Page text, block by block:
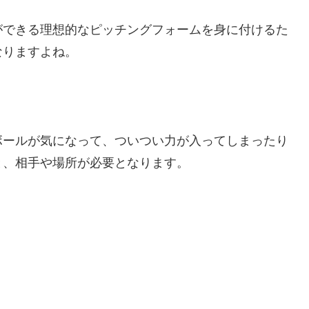
きる理想的なピッチングフォームを身に付けるた
ますよね。
ルが気になって、ついつい力が入ってしまったり
相手や場所が必要となります。